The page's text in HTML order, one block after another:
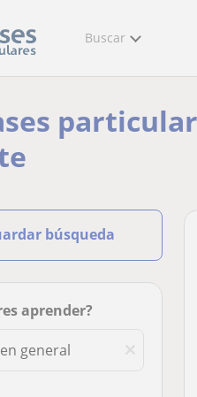
Buscar
búsqueda
aprender?